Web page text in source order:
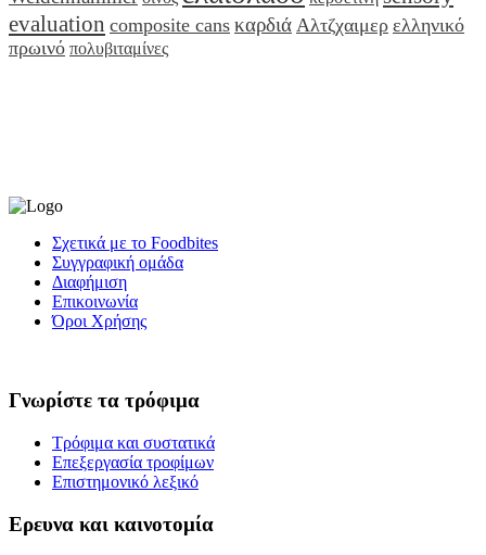
evaluation composite cans καρδιά Αλτζχαιμερ ελληνικό
πρωινό πολυβιταμίνες
Σχετικά με το Foodbites
Συγγραφική ομάδα
Διαφήμιση
Επικοινωνία
Όροι Χρήσης
Γνωρίστε τα τρόφιμα
Τρόφιμα και συστατικά
Επεξεργασία τροφίμων
Επιστημονικό λεξικό
Ερευνα και καινοτομία